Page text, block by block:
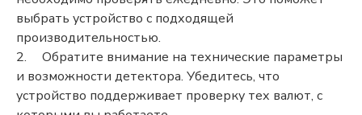
выбрать устройство с подходящей
производительностью.
2.
Обратите внимание на технические параметры
и возможности детектора. Убедитесь, что
устройство поддерживает проверку тех валют, с